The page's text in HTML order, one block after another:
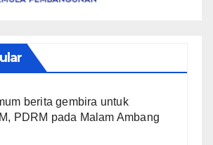
berita gembira untuk
PDRM pada Malam Ambang